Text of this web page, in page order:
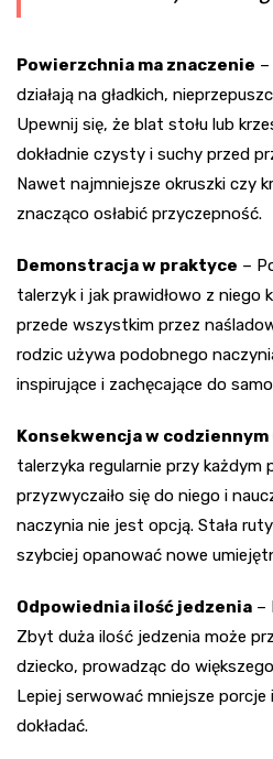
Powierzchnia ma znaczenie
działają na gładkich,
Upewnij się, że blat stołu lub
dokładnie czysty i suchy przed
Nawet najmniejsze okruszki czy
znacząco osłabić przyczepność.
Demonstracja w praktyce –
talerzyk i jak prawidłowo z niego
przede wszystkim przez
rodzic używa podobnego
inspirujące i zachęcające do
Konsekwencja w
talerzyka regularnie przy każdym
przyzwyczaiło się do niego i
naczynia nie jest opcją. Stała
szybciej opanować nowe
Odpowiednia ilość jedzenia –
Zbyt duża ilość jedzenia może
dziecko, prowadząc do
Lepiej serwować mniejsze
dokładać.